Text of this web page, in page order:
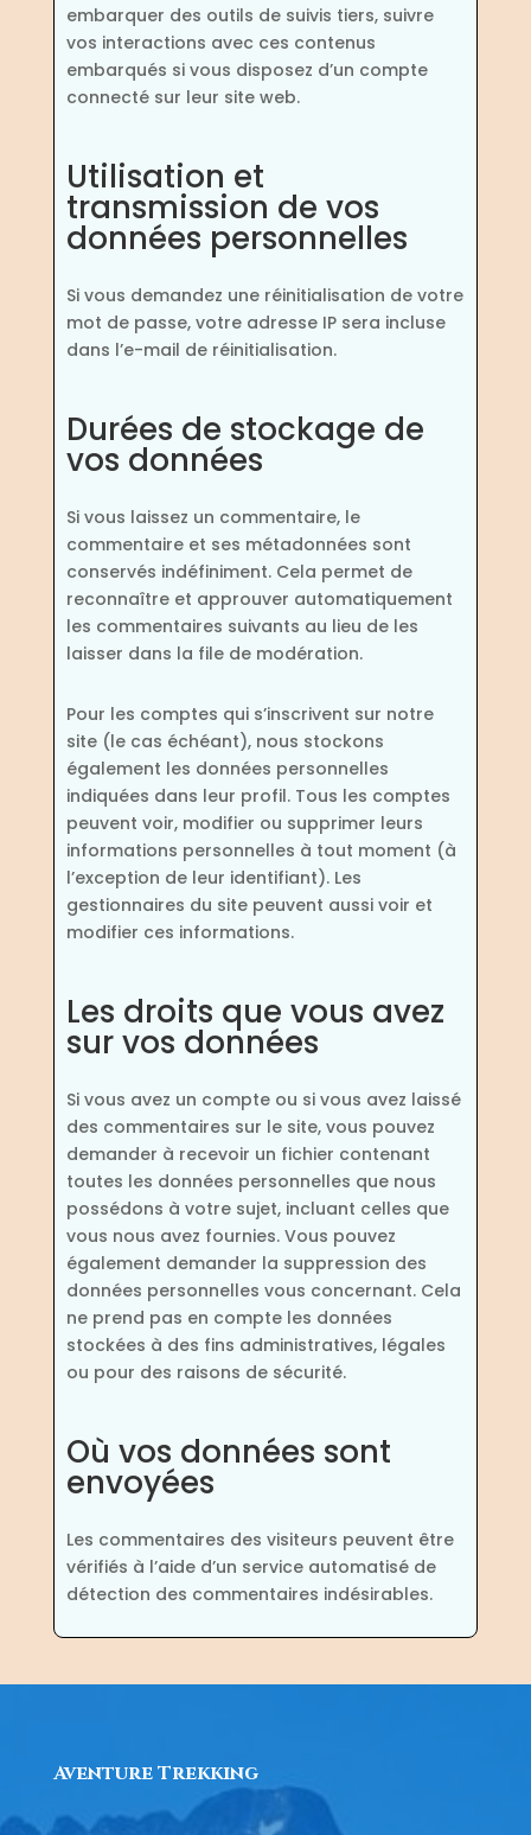
embarquer des outils de suivis tiers, suivre
vos interactions avec ces contenus
embarqués si vous disposez d’un compte
connecté sur leur site web.
Utilisation et
transmission de vos
données personnelles
Si vous demandez une réinitialisation de votre
mot de passe, votre adresse IP sera incluse
dans l’e-mail de réinitialisation.
Durées de stockage de
vos données
Si vous laissez un commentaire, le
commentaire et ses métadonnées sont
conservés indéfiniment. Cela permet de
reconnaître et approuver automatiquement
les commentaires suivants au lieu de les
laisser dans la file de modération.
Pour les comptes qui s’inscrivent sur notre
site (le cas échéant), nous stockons
également les données personnelles
indiquées dans leur profil. Tous les comptes
peuvent voir, modifier ou supprimer leurs
informations personnelles à tout moment (à
l’exception de leur identifiant). Les
gestionnaires du site peuvent aussi voir et
modifier ces informations.
Les droits que vous avez
sur vos données
Si vous avez un compte ou si vous avez laissé
des commentaires sur le site, vous pouvez
demander à recevoir un fichier contenant
toutes les données personnelles que nous
possédons à votre sujet, incluant celles que
vous nous avez fournies. Vous pouvez
également demander la suppression des
données personnelles vous concernant. Cela
ne prend pas en compte les données
stockées à des fins administratives, légales
ou pour des raisons de sécurité.
Où vos données sont
envoyées
Les commentaires des visiteurs peuvent être
vérifiés à l’aide d’un service automatisé de
détection des commentaires indésirables.
Aventure Trekking